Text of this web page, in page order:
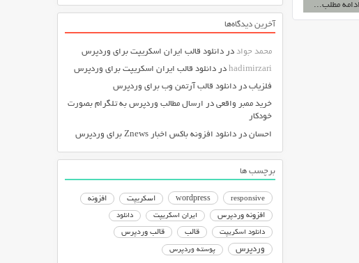
ادامه مطلب...
آخرین دیدگاه‌ها
محمد جواد در دانلود قالب ایران اسکریپت برای وردپرس
hadimirzari در دانلود قالب ایران اسکریپت برای وردپرس
فلزیاب در دانلود قالب آرتمن وب برای وردپرس
خرید ممبر واقعی در ارسال مطالب وردپرس به تلگرام بصورت
خودکار
احسان در دانلود افزونه باکس اخبار Znews برای وردپرس
برچسب ها
responsive
wordpress اسکریپت
افزونه
افزونه وردپرس
ایران اسکریپت دانلود
دانلود اسکریپت قالب قالب وردپرس
وردپرس پوسته وردپرس